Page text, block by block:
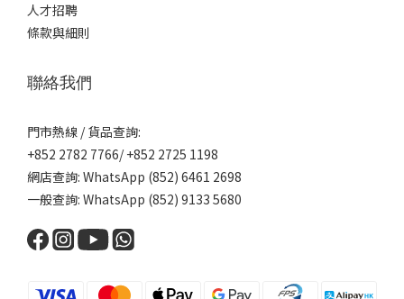
人才招聘
條款與細則
聯絡我們
門市熱線 / 貨品查詢:
+852 2782 7766/ +852 2725 1198
網店查詢: WhatsApp (852) 6461 2698
一般查詢: WhatsApp (852) 9133 5680